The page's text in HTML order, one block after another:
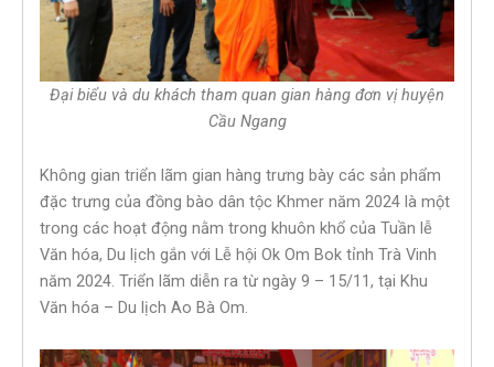
Đại biểu và du khách tham quan gian hàng đơn vị huyện
Cầu Ngang
Không gian triển lãm gian hàng trưng bày các sản phẩm
đặc trưng của đồng bào dân tộc Khmer năm 2024 là một
trong các hoạt động nằm trong khuôn khổ của Tuần lễ
Văn hóa, Du lịch gắn với Lễ hội Ok Om Bok tỉnh Trà Vinh
năm 2024. Triển lãm diễn ra từ ngày 9 – 15/11, tại Khu
Văn hóa – Du lịch Ao Bà Om.